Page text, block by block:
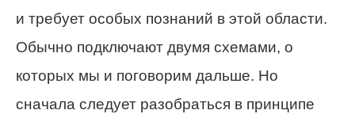
и требует особых познаний в этой области.
Обычно подключают двумя схемами, о
которых мы и поговорим дальше. Но
сначала следует разобраться в принципе